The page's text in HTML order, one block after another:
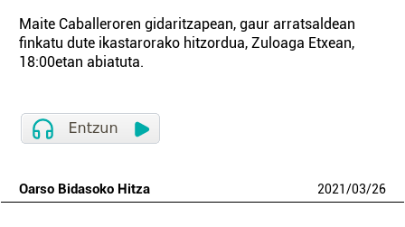
Maite Caballeroren gidaritzapean, gaur arratsaldean
finkatu dute ikastarorako hitzordua, Zuloaga Etxean,
18:00etan abiatuta.
Oarso Bidasoko Hitza 2021/03/26